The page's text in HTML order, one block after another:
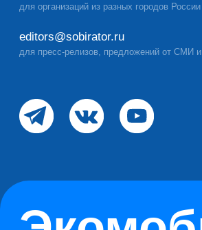
ТАРИФЫ
ecomobil@sobirator.ru
+7 (495) 101-23-23 (доб.3)
Базовый
ЭкомобильПлюс